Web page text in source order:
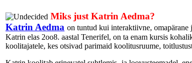
Miks just Katrin Aedma?
Katrin Aedma on tuntud kui interaktiivne, omapärane
Katrin elas 2oo8. aastal Tenerifel, on ta enam kursis
koolitajatele, kes otsivad parimaid koolitusruume,